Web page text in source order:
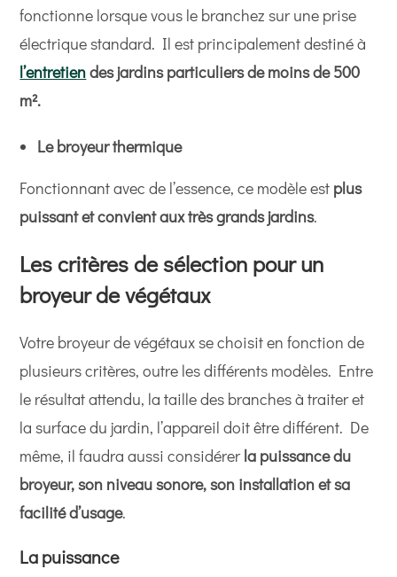
fonctionne lorsque vous le branchez sur une prise
électrique standard. Il est principalement destiné à
l’entretiendes jardins particuliers de moins de 500
m².
Le broyeur thermique
Fonctionnant avec de l’essence, ce modèle est plus
puissant et convient aux très grands jardins.
Les critères de sélection pour un
broyeur de végétaux
Votre broyeur de végétaux se choisit en fonction de
plusieurs critères, outre les différents modèles. Entre
le résultat attendu, la taille des branches à traiter et
la surface du jardin, l’appareil doit être différent. De
même, il faudra aussi considérer la puissance du
broyeur, son niveau sonore, son installation et sa
facilité d’usage.
La puissance